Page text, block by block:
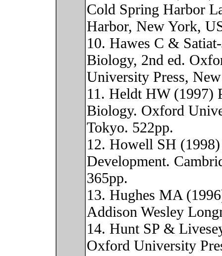
Cold Spring Harbor
Harbor, New York,
10. Hawes C &
Biology, 2nd ed.
University Press,
11. Heldt HW (1997)
Biology. Oxford
Tokyo. 522pp.
12. Howell SH
Development.
365pp.
13. Hughes MA
Addison Wesley
14. Hunt SP &
Oxford University